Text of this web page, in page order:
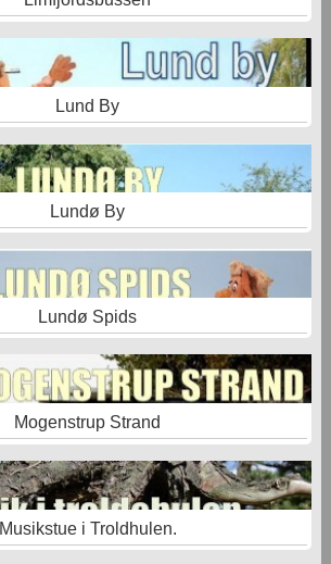
Lund By
Lundø By
Lundø Spids
Mogenstrup Strand
Musikstue i Troldhulen.